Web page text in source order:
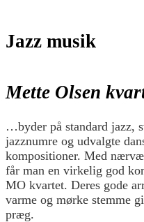
Jazz musik
Mette Olsen
…byder på standard jazz,
jazznumre og udvalgte
kompositioner. Med
får man en virkelig god
MO kvartet. Deres gode
varme og mørke stemme
præg.